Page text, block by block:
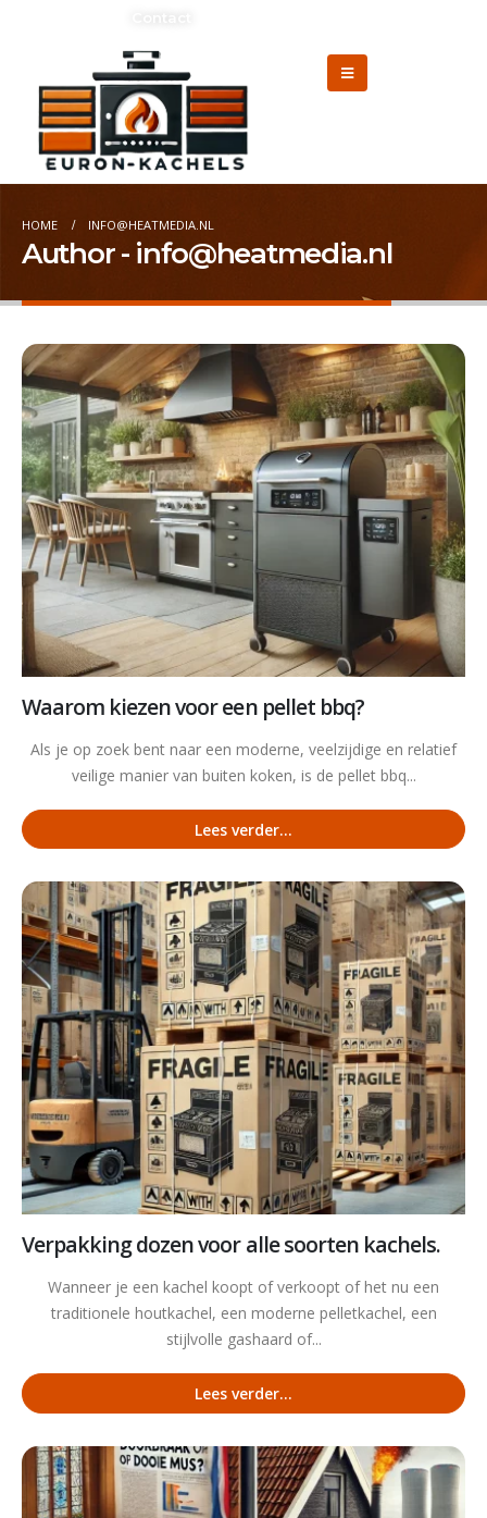
HOME INFO@HEATMEDIA.NL
Author - info@heatmedia.nl
Waarom kiezen voor een pellet bbq?
Als je op zoek bent naar een moderne, veelzijdige en relatief
veilige manier van buiten koken, is de pellet bbq...
Lees verder...
Verpakking dozen voor alle soorten kachels.
Wanneer je een kachel koopt of verkoopt of het nu een
traditionele houtkachel, een moderne pelletkachel, een
stijlvolle gashaard of...
Lees verder...